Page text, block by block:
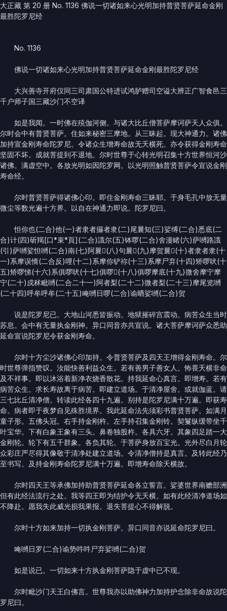
大正藏 第 20 册 No. 1136 佛说一切诸如来心光明加持普贤菩萨延命金刚
最胜陀罗尼经
No. 1136
佛说一切诸如来心光明加持普贤菩萨延命金刚最胜陀罗尼经
大兴善寺开府仪同三司肃国公特进试鸿胪赠司空谥大辨正广智食邑三
千户师子国三藏沙门不空译
如是我闻。一时佛在殑伽河侧。与诸大比丘僧菩萨摩诃萨天人众俱。
尔时会中有普贤菩萨。住如来秘密三摩地。从三昧起。现大神通力。诸佛
加持宣金刚寿命陀罗尼。令诸众生增寿命故无夭横死。亦令获得金刚寿命
坚固不坏。成就菩提到不退地。尔时世尊于心转光明召集十方世界恒河沙
诸佛。满虚空中。各放光明如因陀罗网。以光明照触普贤菩萨令宣说金刚
寿命经。
尔时普贤菩萨得诸佛心印。即住金刚寿命三昧耶。于身毛孔中放无量
微尘等数光遍十方界。以自在神通力即说。陀罗尼曰。
怛你也(二合)他(一)者隶者攞者隶(二)尾曩知(三)娑缚(二合)悉底(二
合)计(四)斫羯[口*束*頁](二合)誐尔(五)钵啰(二合)舍漫睹(六)萨嚩路誐
(引)萨嚩娑怛嚩(二合)南(七)阿曩𪘜(八)句曩𪘜(九)摩贺曩𪘜(十)者隶者隶(十
一)系摩误憍(二合反)哩(十二)系摩你铲祢(十三)系摩尸弃(十四)矫啰吠(十
五)矫啰悌(十六)系俱啰吠(十七)俱啰𠼝(十八)俱啰摩底(十九)微舍摩宁摩
宁(二十)戍秫毗嚩(二合二十一)阿者梨(二十二)微者梨(二十三)摩尾览嚩
(二十四)呼牟呼牟(二十五)唵嚩日啰(二合)谕晒娑嚩(二合)贺
说是陀罗尼已。大地山河悉皆振动。地狱摧碎宫震动。病苦众生当时
苏息。会中有无量执金刚神。异口同音亦共宣说。诸大菩萨摩诃萨众悉助
延命宣说陀罗尼令获金刚寿命。
尔时十方尘沙诸佛心印加持。令普贤菩萨及四天王增得金刚寿命。尔
时世尊弹指赞叹。汝能快善利益众生。若有善男子善女人。怖畏夭横非命
及不祥事。即以沐浴着新净衣烧香散花。持我延命心真言。即增寿。若有
病苦众生。求长寿故离于病苦。即建立道场。于清净屋舍。或就伽蓝。请
三七比丘清净僧。转读此经各四十九遍。别持是陀罗尼满十万遍。即获寿
命。病者即于夜梦自见殊胜境界。我此延命法先须彩书普贤菩萨。如满月
童子形。五佛头冠。右手持金刚杵。左手持召集金刚铃。契鬘纵缓带坐千
叶宝华。下有白象王象有三头。鼻卷独股杵。各具六牙。其象四足踏一大
金刚轮。轮下有五千群象。各负其轮。于菩萨身放百宝光。光外尽白月轮
众彩庄严尽得其像敬于清净处建立道场。令清净僧持是真言。及转此经乃
至书写。及持金刚寿命陀罗尼满十万遍。即增寿命除夭横故。
尔时四天王等承佛加持助普贤菩萨延命各立誓言。娑婆世界南赡部洲
但有此经法流行之处。我等四王即为结护令无夭横。如有此经清净道场如
不降赴。愿我失此威光损我果报。退失菩提心不得解脱。
尔时十方如来加持一切执金刚菩萨。异口同音亦说延命陀罗尼曰。
唵嚩日罗(二合)谕势吽吽尸弃娑嚩(二合)贺
如是说已。一切如来十方执金刚菩萨隐于虚中已不现。
尔时毗沙门天王白佛言。世尊我亦以助佛神力加持护念除非命故说陀
罗尼曰。